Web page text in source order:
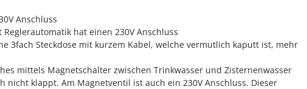
Anschluss
hat einen 230V Anschluss
3fach Steckdose mit kurzem Kabel, welche vermutlich kaputt ist, mehr
mittels Magnetschalter zwischen Trinkwasser und Zisternenwasser
nicht klappt. Am Magnetventil ist auch ein 230V Anschluss. Dieser